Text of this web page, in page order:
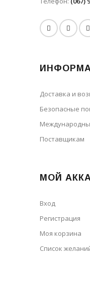
Доставка и
Безопасные
Поставщикам
МОЙ
Вход
Регистрация
Моя корзина
Cписок